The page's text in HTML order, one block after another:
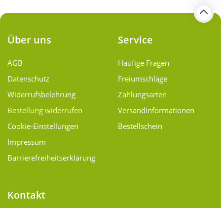
Über uns
AGB
Datenschutz
Widerrufsbelehrung
Bestellung widerrufen
Cookie-Einstellungen
Impressum
Barrierefreiheitserklärung
Service
Häufige Fragen
Freiumschläge
Zahlungsarten
Versand­informationen
Bestellschein
Kontakt